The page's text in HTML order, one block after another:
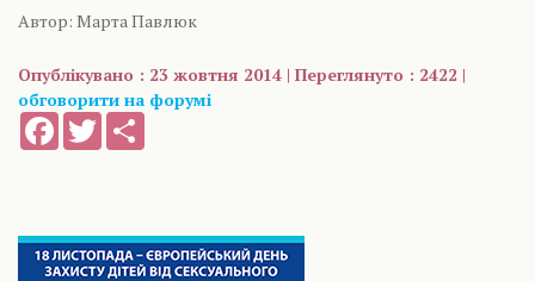
Автор: Марта Павлюк
Опублікувано : 23 жовтня 2014 | Переглянуто : 2422 |
обговорити на форумі
FacebookTwitter